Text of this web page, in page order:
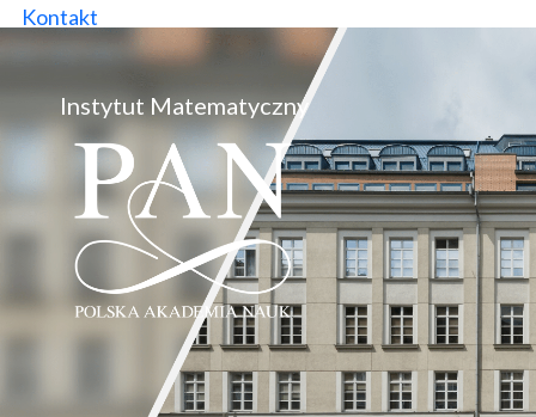
Kontakt
Instytut Matematyczny